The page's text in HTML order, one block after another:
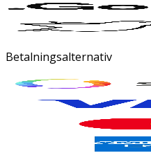
Betalningsalternativ